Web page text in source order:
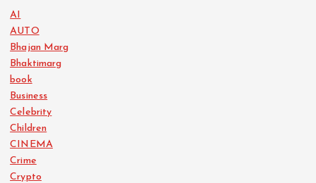
AI
AUTO
Bhajan Marg
Bhaktimarg
book
Business
Celebrity
Children
CINEMA
Crime
Crypto